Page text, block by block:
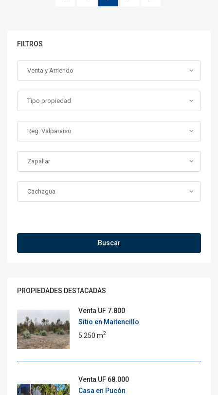
FILTROS
Venta y Arriendo
Tipo propiedad
Reg. Valparaiso
Zapallar
Cachagua
Buscar
PROPIEDADES DESTACADAS
Venta UF 7.800
Sitio en Maitencillo
5.250 m2
Venta UF 68.000
Casa en Pucón